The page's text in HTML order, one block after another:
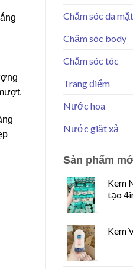
Chăm sóc da mặt
Chăm sóc body
Chăm sóc tóc
Trang điểm
Nước hoa
Nước giặt xả
Sản phẩm
Kem
tạo
Kem